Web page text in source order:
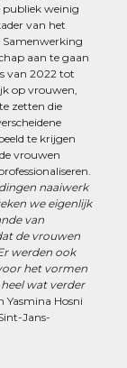
publiek weinig
van het
aan te gaan
van 2022 tot
op vrouwen,
zetten die
te krijgen
vrouwen
naaiwerk
we eigenlijk
van
de vrouwen
werden ook
het vormen
wat verder
Yasmina Hosni
Jans-